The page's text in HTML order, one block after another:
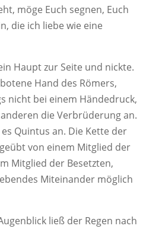
möge Euch segnen, Euch
die ich liebe wie eine
Haupt zur Seite und nickte.
Hand des Römers,
nicht bei einem Händedruck,
die Verbrüderung an.
Quintus an. Die Kette der
von einem Mitglied der
Mitglied der Besetzten,
Miteinander möglich
ließ der Regen nach